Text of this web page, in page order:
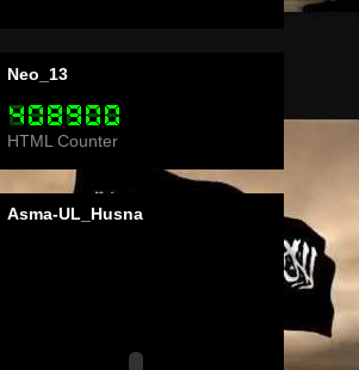
Neo_13
HTML Counter
Asma-UL_Husna